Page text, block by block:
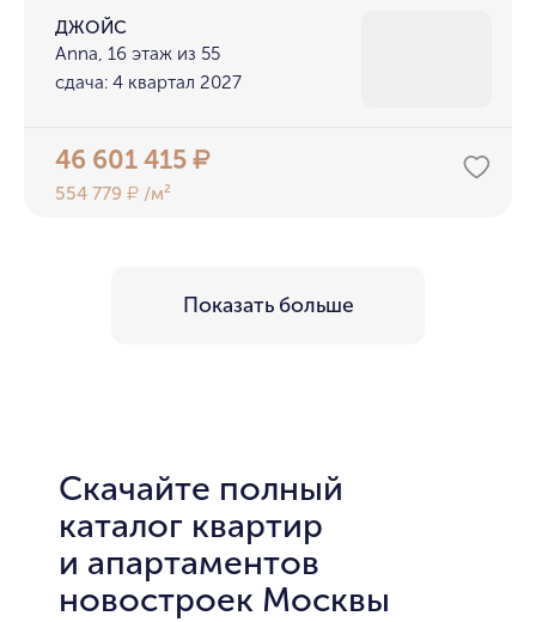
ДЖОЙС
Anna, 16 этаж из 55
сдача: 4 квартал 2027
46 601 415₽
554 779₽ /м²
Показать больше
Скачайте полный
каталог квартир
и апартаментов
новостроек Москвы